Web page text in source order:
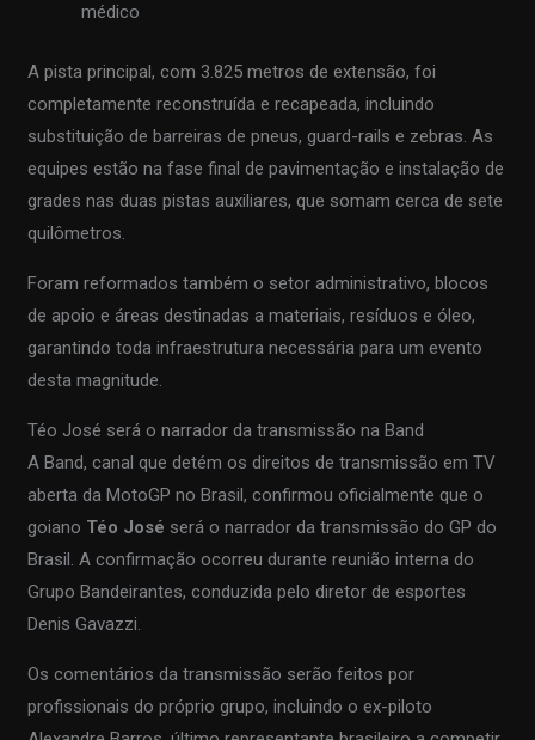
médico
A pista principal, com 3.825 metros de extensão, foi
completamente reconstruída e recapeada, incluindo
substituição de barreiras de pneus, guard-rails e zebras. As
equipes estão na fase final de pavimentação e instalação de
grades nas duas pistas auxiliares, que somam cerca de sete
quilômetros.
Foram reformados também o setor administrativo, blocos
de apoio e áreas destinadas a materiais, resíduos e óleo,
garantindo toda infraestrutura necessária para um evento
desta magnitude.
Téo José será o narrador da transmissão na Band
A Band, canal que detém os direitos de transmissão em TV
aberta da MotoGP no Brasil, confirmou oficialmente que o
goiano Téo José será o narrador da transmissão do GP do
Brasil. A confirmação ocorreu durante reunião interna do
Grupo Bandeirantes, conduzida pelo diretor de esportes
Denis Gavazzi.
Os comentários da transmissão serão feitos por
profissionais do próprio grupo, incluindo o ex-piloto